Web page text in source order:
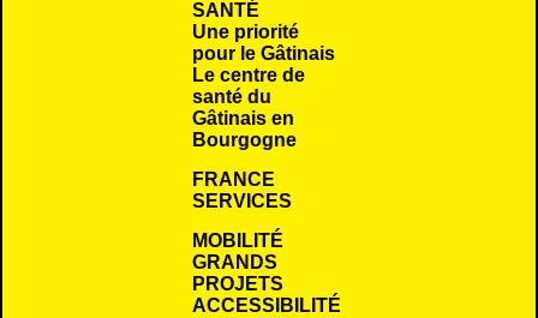
SANTÉ
Une priorité
pour le Gâtinais
Le centre de
santé du
Gâtinais en
Bourgogne
FRANCE
SERVICES
MOBILITÉ
GRANDS
PROJETS
ACCESSIBILITÉ